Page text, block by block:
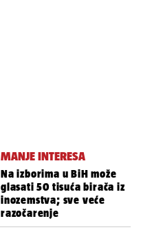
MANJE INTERESA
Na izborima u BiH može
glasati 50 tisuća birača iz
inozemstva; sve veće
razočarenje